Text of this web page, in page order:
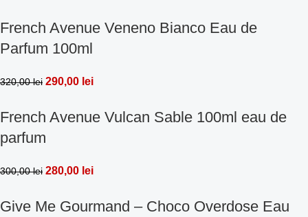
French Avenue Veneno Bianco Eau de
Parfum 100ml
320,00lei 290,00 lei
French Avenue Vulcan Sable 100ml eau de
parfum
300,00lei 280,00 lei
Give Me Gourmand – Choco Overdose Eau